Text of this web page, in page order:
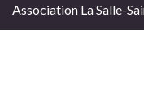
Association La Salle-